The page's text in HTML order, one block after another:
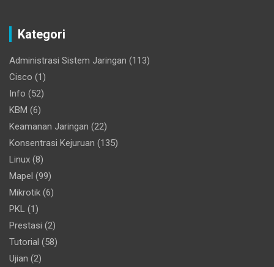
Kategori
Administrasi Sistem Jaringan (113)
Cisco (1)
Info (52)
KBM (6)
Keamanan Jaringan (22)
Konsentrasi Kejuruan (135)
Linux (8)
Mapel (99)
Mikrotik (6)
PKL (1)
Prestasi (2)
Tutorial (58)
Ujian (2)